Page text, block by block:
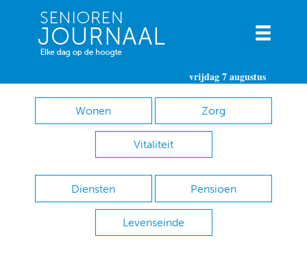
vrijdag 7 augustus
Wonen Zorg
Vitaliteit
Diensten Pensioen
Levenseinde